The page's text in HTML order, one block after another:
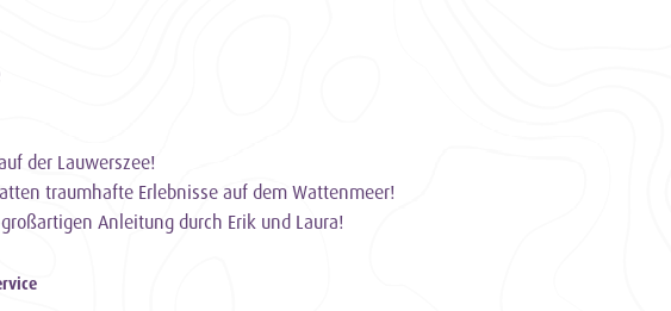
der Lauwerszee!
traumhafte Erlebnisse auf dem Wattenmeer!
Anleitung durch Erik und Laura!